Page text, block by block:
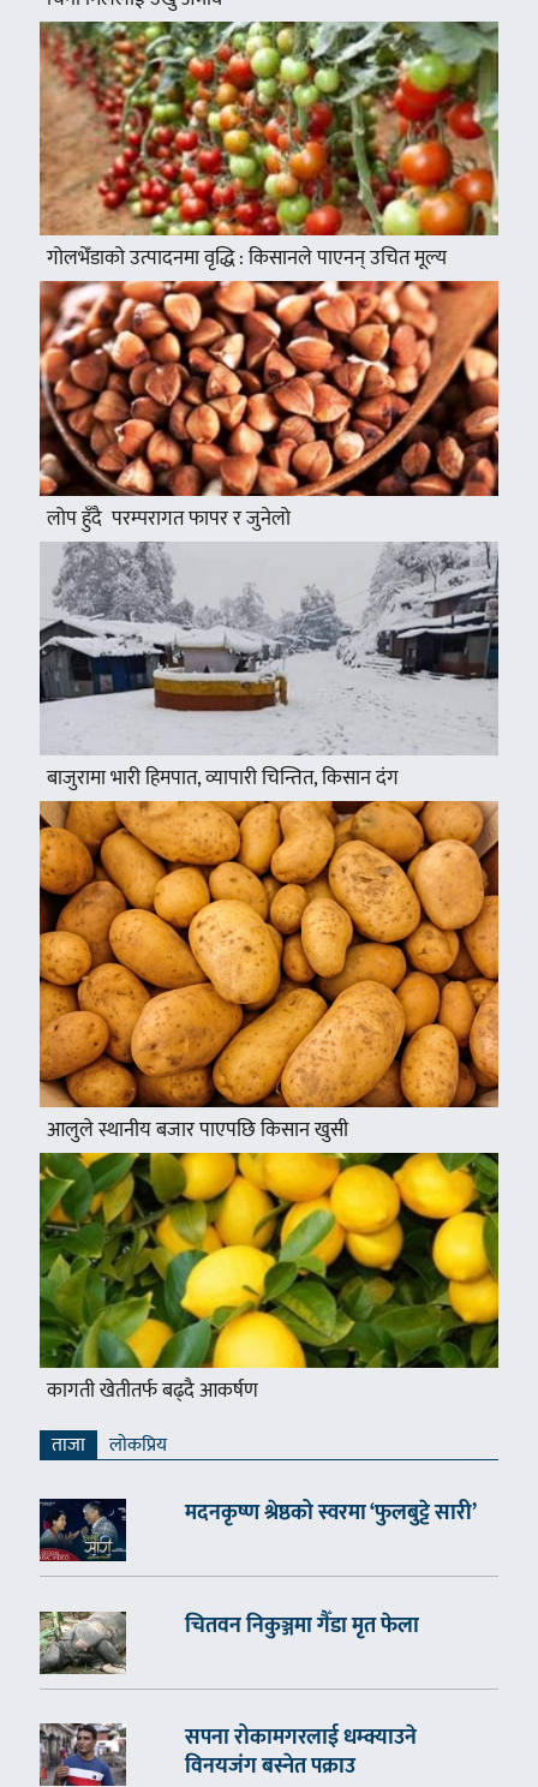
गोलभेँडाको उत्पादनमा वृद्धि : किसानले पाएनन् उचित मूल्य
लोप हुँदै परम्परागत फापर र जुनेलो
बाजुरामा भारी हिमपात, व्यापारी चिन्तित, किसान दंग
आलुले स्थानीय बजार पाएपछि किसान खुसी
कागती खेतीतर्फ बढ्दै आकर्षण
ताजा लाेकप्रिय
मदनकृष्ण श्रेष्ठको स्वरमा ‘फुलबुट्टे सारी’
चितवन निकुञ्जमा गैँडा मृत फेला
सपना रोकामगरलाई धम्क्याउने
विनयजंग बस्नेत पक्राउ